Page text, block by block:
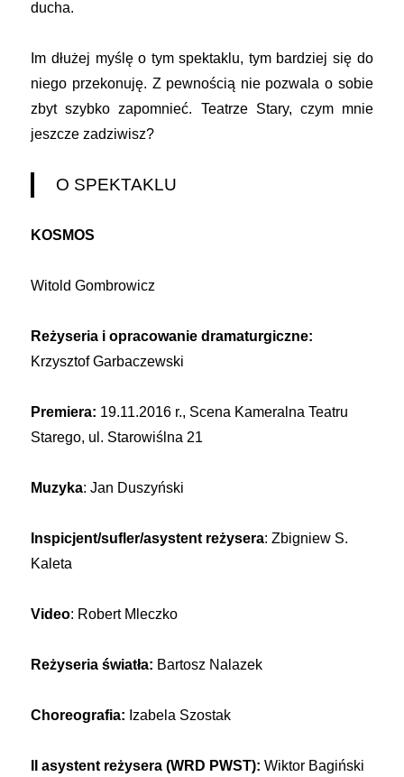
ducha.
Im dłużej myślę o tym spektaklu, tym bardziej się do
niego przekonuję. Z pewnością nie pozwala o sobie
zbyt szybko zapomnieć. Teatrze Stary, czym mnie
jeszcze zadziwisz?
O SPEKTAKLU
KOSMOS
Witold Gombrowicz
Reżyseria i opracowanie dramaturgiczne:
Krzysztof Garbaczewski
Premiera: 19.11.2016 r., Scena Kameralna Teatru
Starego, ul. Starowiślna 21
Muzyka: Jan Duszyński
Inspicjent/sufler/asystent reżysera: Zbigniew S.
Kaleta
Video: Robert Mleczko
Reżyseria światła: Bartosz Nalazek
Choreografia: Izabela Szostak
II asystent reżysera (WRD PWST): Wiktor Bagiński